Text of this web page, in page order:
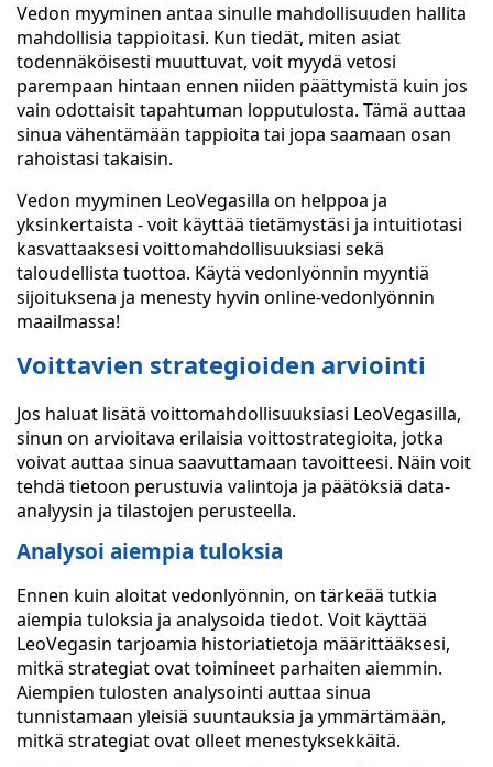
Vedon myyminen antaa sinulle mahdollisuuden hallita
mahdollisia tappioitasi. Kun tiedät, miten asiat
todennäköisesti muuttuvat, voit myydä vetosi
parempaan hintaan ennen niiden päättymistä kuin jos
vain odottaisit tapahtuman lopputulosta. Tämä auttaa
sinua vähentämään tappioita tai jopa saamaan osan
rahoistasi takaisin.
Vedon myyminen LeoVegasilla on helppoa ja
yksinkertaista - voit käyttää tietämystäsi ja intuitiotasi
kasvattaaksesi voittomahdollisuuksiasi sekä
taloudellista tuottoa. Käytä vedonlyönnin myyntiä
sijoituksena ja menesty hyvin online-vedonlyönnin
maailmassa!
Voittavien strategioiden arviointi
Jos haluat lisätä voittomahdollisuuksiasi LeoVegasilla,
sinun on arvioitava erilaisia voittostrategioita, jotka
voivat auttaa sinua saavuttamaan tavoitteesi. Näin voit
tehdä tietoon perustuvia valintoja ja päätöksiä data-
analyysin ja tilastojen perusteella.
Analysoi aiempia tuloksia
Ennen kuin aloitat vedonlyönnin, on tärkeää tutkia
aiempia tuloksia ja analysoida tiedot. Voit käyttää
LeoVegasin tarjoamia historiatietoja määrittääksesi,
mitkä strategiat ovat toimineet parhaiten aiemmin.
Aiempien tulosten analysointi auttaa sinua
tunnistamaan yleisiä suuntauksia ja ymmärtämään,
mitkä strategiat ovat olleet menestyksekkäitä.